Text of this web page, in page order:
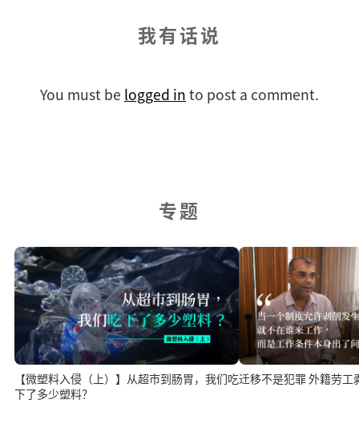
我有话说
You must be logged in to post a comment.
专题
【微塑料入侵（上）】从超市到肠胃，我们吃
下了多少塑料？
迁移不是犯罪 外籍劳工